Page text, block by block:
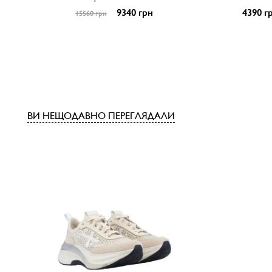
15560 грн 9340 грн 4390
ВИ НЕЩОДАВНО ПЕРЕГЛЯДАЛИ